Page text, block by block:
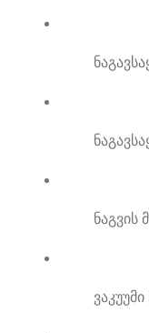
ნაგვის